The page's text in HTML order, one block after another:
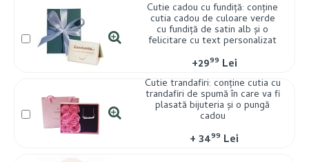
Cutie cadou cu fundiță: conține
cutia cadou de culoare verde
cu fundiță de satin alb și o
felicitare cu text personalizat
+2999 Lei
Cutie trandafiri: conține cutia cu
trandafiri de spumă în care va fi
plasată bijuteria și o pungă
cadou
+3499 Lei